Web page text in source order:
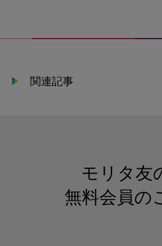
関連記事
モリタ友
無料会員の